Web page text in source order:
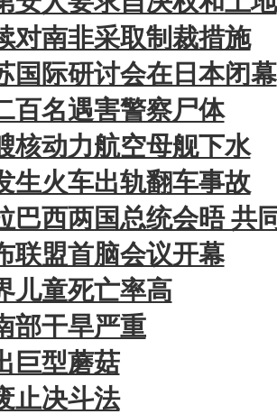
对南非采取制裁措施
国际研讨会在日本闭幕
百名遇害警察尸体
核动力航空母舰下水
生火车出轨翻车事故
巴西两国总统会晤 共
联盟首脑会议开幕
儿童死亡率高
部干旱严重
巨型蘑菇
止决斗法